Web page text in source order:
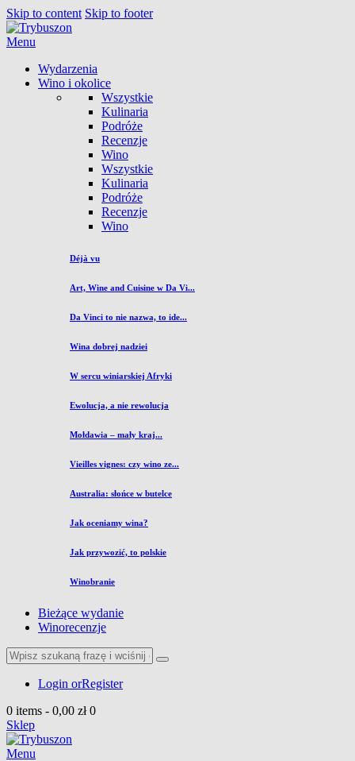
Skip to content Skip to footer
Menu
Wydarzenia
Wino i okolice
Wszystkie
Kulinaria
Podróże
Recenzje
Wino
Wszystkie
Kulinaria
Podróże
Recenzje
Wino
Déjà vu
Art, Wine and Cuisine w Da Vi...
Da Vinci to nie nazwa, to ide...
Wina dobrej nadziei
W sercu winiarskiej Afryki
Ewolucja, a nie rewolucja
Mołdawia – mały kraj...
Vieilles vignes: czy wino ze...
Australia: słońce w butelce
Jak oceniamy wina?
Jak przywozić, to polskie
Winobranie
Bieżące wydanie
Winorecenzje
Login orRegister
0 items - 0,00 zł 0
Sklep
Menu